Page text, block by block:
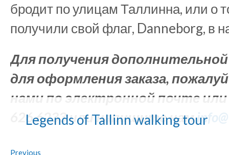
бродит по улицам Таллинна, или о
получили свой флаг, Danneborg, в
Для получения
для оформления заказа,
нами по электронной почте
626 6233 или напишите нам
Legends of Tallinn walking tour
Previous